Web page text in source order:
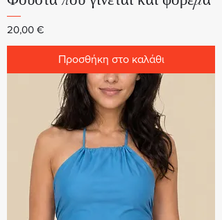
Τιμή
20,00 €
Προσθήκη στο καλάθι